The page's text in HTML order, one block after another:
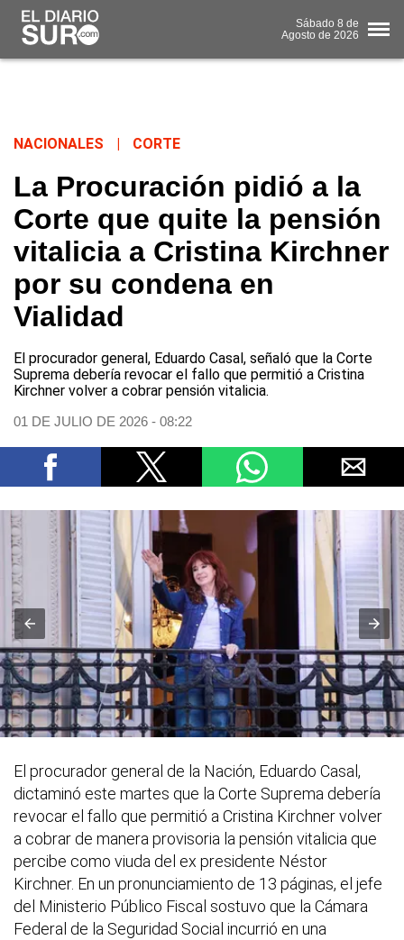
Sábado 8 de
Agosto de 2026
NACIONALES CORTE
La Procuración pidió a la
Corte que quite la pensión
vitalicia a Cristina Kirchner
por su condena en
Vialidad
El procurador general, Eduardo Casal, señaló que la Corte
Suprema debería revocar el fallo que permitió a Cristina
Kirchner volver a cobrar pensión vitalicia.
01 DE JULIO DE 2026 - 08:22
El procurador general de la Nación, Eduardo Casal,
dictaminó este martes que la Corte Suprema debería
revocar el fallo que permitió a Cristina Kirchner volver
a cobrar de manera provisoria la pensión vitalicia que
percibe como viuda del ex presidente Néstor
Kirchner. En un pronunciamiento de 13 páginas, el jefe
del Ministerio Público Fiscal sostuvo que la Cámara
Federal de la Seguridad Social incurrió en una